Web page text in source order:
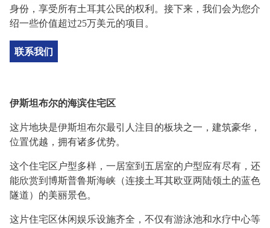
身份， 享受所有土耳其公民的权利。接下来，我们会为您介
绍一些价值超过25万美元的项目。
联系我们
伊斯坦布尔的海滨住宅区
这片地块是伊斯坦布尔最引人注目的板块之一，建筑豪华，
位置优越，拥有诸多优势。
这个住宅区户型多样，一居室到五居室的户型应有尽有，还
能欣赏到 博斯普鲁斯海峡 （连接土耳其欧亚两陆领土的蓝色
隧道）的美丽景色。
这片住宅区休闲娱乐设施齐全，不仅有游泳池和水疗中心等